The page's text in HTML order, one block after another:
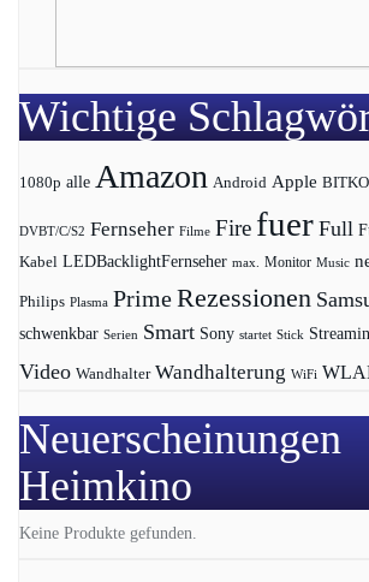
Wichtige
1080p alle Amazon Android Apple
DVBT/C/S2 Fernseher Filme Fire fuer Full
Kabel LEDBacklightFernseher max. Monitor Music
Philips Plasma PrimeRezessionen
schwenkbar Serien Smart Sony startet Stick
Video Wandhalter Wandhalterung WiFi
Neuerscheinungen
Heimkino
Keine Produkte gefunden.